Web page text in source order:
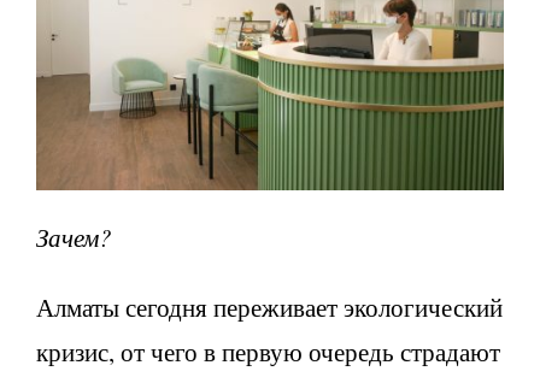
Зачем?
Алматы сегодня переживает экологический
кризис, от чего в первую очередь страдают